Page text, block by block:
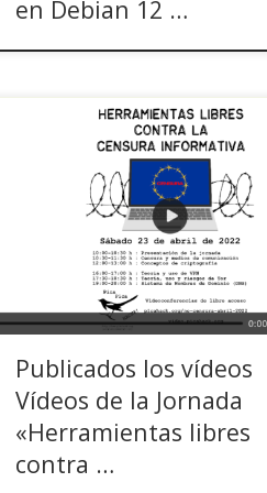
en Debian 12 …
Hoy os recomendamos
vistazo a los vídeos de la última
nuestros amigos de PicaHack que
cierto servidor y sitio web. Tal y como
leer en el post de los vídeos: Estos
vídeos de la jornada «Herramientas
la censura […]
Publicados los vídeos
Vídeos de la Jornada
«Herramientas libres
contra …